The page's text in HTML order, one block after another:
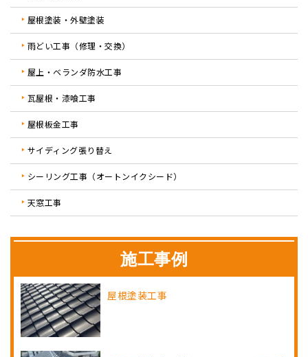
屋根塗装・外壁塗装
雨どい工事（修理・交換）
屋上・ベランダ防水工事
瓦屋根・漆喰工事
屋根板金工事
サイディング張り替え
シーリング工事（オートンイクシード）
天窓工事
施工事例
屋根塗装工事